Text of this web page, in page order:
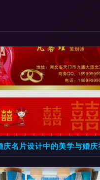
力量
庆名片设计中的美学与婚